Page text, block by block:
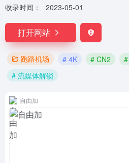
收录时间： 2023-05-01
打开网站
跑路机场 # 4K # CN2
# 流媒体解锁
自由加